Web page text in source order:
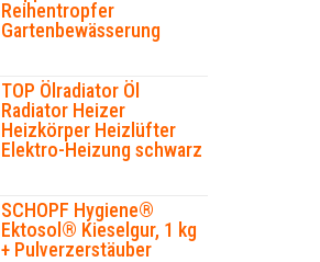
Reihentropfer
Gartenbewässerung
TOP Ölradiator Öl
Radiator Heizer
Heizkörper Heizlüfter
Elektro-Heizung schwarz
SCHOPF Hygiene®
Ektosol® Kieselgur, 1 kg
+ Pulverzerstäuber